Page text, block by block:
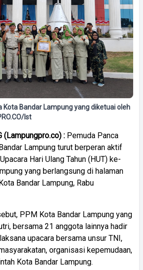
Kota Bandar Lampung yang diketuai oleh
Ist
(Lampungpro.co) : Pemuda Panca
Lampung turut berperan aktif
Hari Ulang Tahun (HUT) ke-
yang berlangsung di halaman
Bandar Lampung, Rabu
PPM Kota Bandar Lampung yang
bersama 21 anggota lainnya hadir
upacara bersama unsur TNI,
organisasi kepemudaan,
Kota Bandar Lampung.